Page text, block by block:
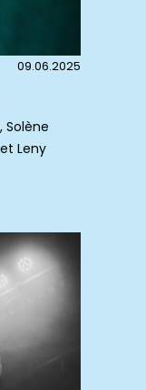
09.06.2025
Solène
Leny